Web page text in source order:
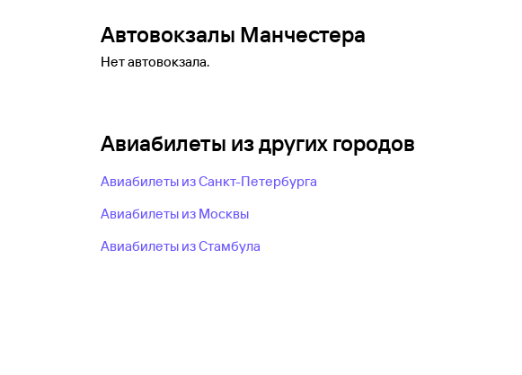
Автовокзалы Манчестера
Нет автовокзала.
Авиабилеты из других городов
Авиабилеты из Санкт-Петербурга
Авиабилеты из Москвы
Авиабилеты из Стамбула